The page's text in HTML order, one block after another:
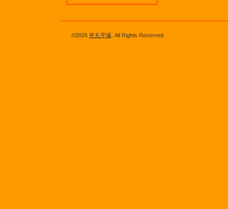
©2026 丼丸平塚 . All Rights Reserved.